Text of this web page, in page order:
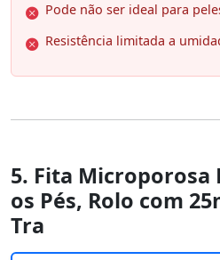
Pode não ser ideal para
Resistência limitada a
5. Fita
os Pés, Rolo com
Tra